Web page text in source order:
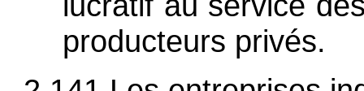
producteurs privés.